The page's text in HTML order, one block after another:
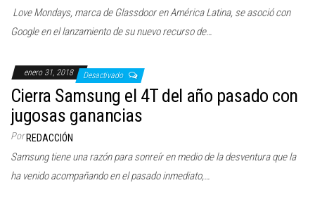
Love Mondays, marca de Glassdoor en América Latina, se asoció con
Google en el lanzamiento de su nuevo recurso de…
enero 31, 2018 Desactivado
Cierra Samsung el 4T del año pasado con
jugosas ganancias
Por REDACCIÓN
Samsung tiene una razón para sonreír en medio de la desventura que la
ha venido acompañando en el pasado inmediato,…